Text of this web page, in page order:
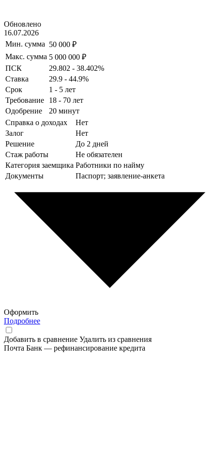
Обновлено
16.07.2026
Мин. сумма 50 000 ₽
Макс. сумма 5 000 000 ₽
ПСК
29.802 - 38.402%
Ставка
29.9 - 44.9%
Срок
1 - 5 лет
Требование
18 - 70 лет
Одобрение
20 минут
Справка о доходах
Нет
Залог
Нет
Решение
До 2 дней
Стаж работы
Не обязателен
Категория заемщика Работники по найму
Документы
Паспорт; заявление-анкета
Оформить
Подробнее
Добавить в сравнение Удалить из сравнения
Почта Банк — рефинансирование кредита